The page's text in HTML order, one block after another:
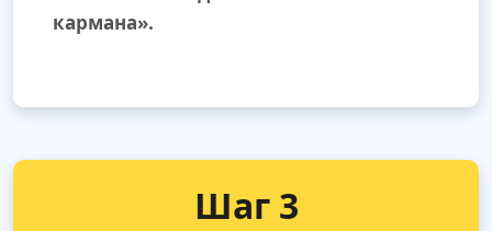
кармана».
Шаг 3